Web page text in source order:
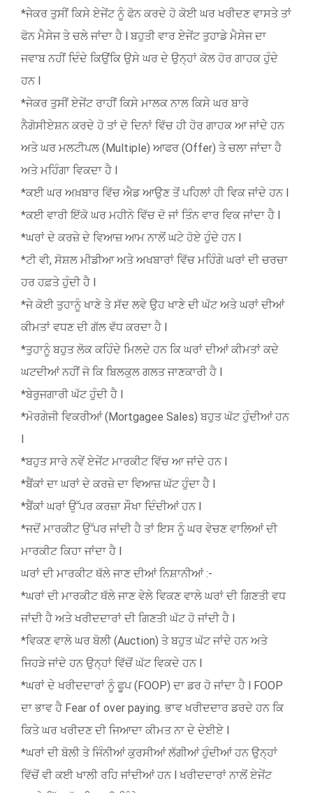
*ਜੇਕਰ ਤੁਸੀਂ ਕਿਸੇ ਏਜੇਂਟ ਨੂੰ ਫੋਨ ਕਰਦੇ ਹੋ ਕੋਈ ਘਰ ਖਰੀਦਣ ਵਾਸਤੇ ਤਾਂ
ਫੋਨ ਮੈਸੇਜ ਤੇ ਚਲੇ ਜਾਂਦਾ ਹੈ l ਬਹੁਤੀ ਵਾਰ ਏਜੇਂਟ ਤੁਹਾਡੇ ਮੈਸੇਜ ਦਾ
ਜਵਾਬ ਨਹੀਂ ਦਿੰਦੇ ਕਿਉਂਕਿ ਉਸੇ ਘਰ ਦੇ ਉਨ੍ਹਾਂ ਕੋਲ ਹੋਰ ਗਾਹਕ ਹੁੰਦੇ
ਹਨ l
*ਜੇਕਰ ਤੁਸੀਂ ਏਜੇਂਟ ਰਾਹੀਂ ਕਿਸੇ ਮਾਲਕ ਨਾਲ ਕਿਸੇ ਘਰ ਬਾਰੇ
ਨੈਗੋਸੀਏਸ਼ਨ ਕਰਦੇ ਹੋ ਤਾਂ ਦੋ ਦਿਨਾਂ ਵਿੱਚ ਹੀ ਹੋਰ ਗਾਹਕ ਆ ਜਾਂਦੇ ਹਨ
ਅਤੇ ਘਰ ਮਲਟੀਪਲ (Multiple) ਆਫਰ (Offer) ਤੇ ਚਲਾ ਜਾਂਦਾ ਹੈ
ਅਤੇ ਮਹਿੰਗਾ ਵਿਕਦਾ ਹੈ l
*ਕਈ ਘਰ ਅਖ਼ਬਾਰ ਵਿੱਚ ਐਡ ਆਉਣ ਤੋਂ ਪਹਿਲਾਂ ਹੀ ਵਿਕ ਜਾਂਦੇ ਹਨ l
*ਕਈ ਵਾਰੀ ਇੱਕੋ ਘਰ ਮਹੀਨੇ ਵਿੱਚ ਦੋ ਜਾਂ ਤਿੰਨ ਵਾਰ ਵਿਕ ਜਾਂਦਾ ਹੈ l
*ਘਰਾਂ ਦੇ ਕਰਜ਼ੇ ਦੇ ਵਿਆਜ਼ ਆਮ ਨਾਲੋਂ ਘਟੇ ਹੋਏ ਹੁੰਦੇ ਹਨ l
*ਟੀ ਵੀ, ਸੋਸ਼ਲ ਮੀਡੀਆ ਅਤੇ ਅਖਬਾਰਾਂ ਵਿੱਚ ਮਹਿੰਗੇ ਘਰਾਂ ਦੀ ਚਰਚਾ
ਹਰ ਹਫ਼ਤੇ ਹੁੰਦੀ ਹੈ l
*ਜੇ ਕੋਈ ਤੁਹਾਨੂੰ ਖਾਣੇ ਤੇ ਸੱਦ ਲਵੇ ਉਹ ਖਾਣੇ ਦੀ ਘੱਟ ਅਤੇ ਘਰਾਂ ਦੀਆਂ
ਕੀਮਤਾਂ ਵਧਣ ਦੀ ਗੱਲ ਵੱਧ ਕਰਦਾ ਹੈ l
*ਤੁਹਾਨੂੰ ਬਹੁਤ ਲੋਕ ਕਹਿੰਦੇ ਮਿਲਦੇ ਹਨ ਕਿ ਘਰਾਂ ਦੀਆਂ ਕੀਮਤਾਂ ਕਦੇ
ਘਟਦੀਆਂ ਨਹੀਂ ਜੋ ਕਿ ਬਿਲਕੁਲ ਗਲਤ ਜਾਣਕਾਰੀ ਹੈ l
*ਬੇਰੁਜਗਾਰੀ ਘੱਟ ਹੁੰਦੀ ਹੈ l
*ਮੋਰਗੇਜੀ ਵਿਕਰੀਆਂ (Mortgagee Sales) ਬਹੁਤ ਘੱਟ ਹੁੰਦੀਆਂ ਹਨ
l
*ਬਹੁਤ ਸਾਰੇ ਨਵੇਂ ਏਜੇਂਟ ਮਾਰਕੀਟ ਵਿੱਚ ਆ ਜਾਂਦੇ ਹਨ l
*ਬੈਂਕਾਂ ਦਾ ਘਰਾਂ ਦੇ ਕਰਜ਼ੇ ਦਾ ਵਿਆਜ਼ ਘੱਟ ਹੁੰਦਾ ਹੈ l
*ਬੈਂਕਾਂ ਘਰਾਂ ਉੱਪਰ ਕਰਜ਼ਾ ਸੌਖਾ ਦਿੰਦੀਆਂ ਹਨ l
*ਜਦੋਂ ਮਾਰਕੀਟ ਉੱਪਰ ਜਾਂਦੀ ਹੈ ਤਾਂ ਇਸ ਨੂੰ ਘਰ ਵੇਚਣ ਵਾਲਿਆਂ ਦੀ
ਮਾਰਕੀਟ ਕਿਹਾ ਜਾਂਦਾ ਹੈ l
ਘਰਾਂ ਦੀ ਮਾਰਕੀਟ ਥੱਲੇ ਜਾਣ ਦੀਆਂ ਨਿਸ਼ਾਨੀਆਂ :-
*ਘਰਾਂ ਦੀ ਮਾਰਕੀਟ ਥੱਲੇ ਜਾਣ ਵੇਲੇ ਵਿਕਣ ਵਾਲੇ ਘਰਾਂ ਦੀ ਗਿਣਤੀ ਵਧ
ਜਾਂਦੀ ਹੈ ਅਤੇ ਖਰੀਦਦਾਰਾਂ ਦੀ ਗਿਣਤੀ ਘੱਟ ਹੋ ਜਾਂਦੀ ਹੈ l
*ਵਿਕਣ ਵਾਲੇ ਘਰ ਬੋਲੀ (Auction) ਤੇ ਬਹੁਤ ਘੱਟ ਜਾਂਦੇ ਹਨ ਅਤੇ
ਜਿਹੜੇ ਜਾਂਦੇ ਹਨ ਉਨ੍ਹਾਂ ਵਿੱਚੋਂ ਘੱਟ ਵਿਕਦੇ ਹਨ l
*ਘਰਾਂ ਦੇ ਖਰੀਦਦਾਰਾਂ ਨੂੰ ਫੂਪ (FOOP) ਦਾ ਡਰ ਹੋ ਜਾਂਦਾ ਹੈ l FOOP
ਦਾ ਭਾਵ ਹੈ Fear of over paying. ਭਾਵ ਖਰੀਦਦਾਰ ਡਰਦੇ ਹਨ ਕਿ
ਕਿਤੇ ਘਰ ਖਰੀਦਣ ਦੀ ਜਿਆਦਾ ਕੀਮਤ ਨਾ ਦੇ ਦੇਈਏ l
*ਘਰਾਂ ਦੀ ਬੋਲੀ ਤੇ ਜਿੰਨੀਆਂ ਕੁਰਸੀਆਂ ਲੱਗੀਆਂ ਹੁੰਦੀਆਂ ਹਨ ਉਨ੍ਹਾਂ
ਵਿੱਚੋਂ ਵੀ ਕਈ ਖਾਲੀ ਰਹਿ ਜਾਂਦੀਆਂ ਹਨ l ਖਰੀਦਦਾਰਾਂ ਨਾਲੋਂ ਏਜੇਂਟ